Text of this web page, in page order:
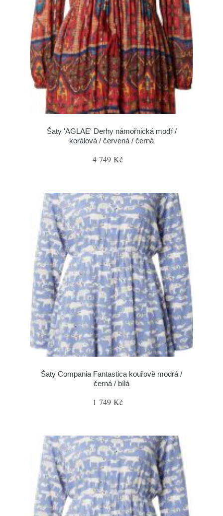
Šaty 'AGLAE' Derhy námořnická modř /
korálová / červená / černá
4 749 Kč
Šaty Compania Fantastica kouřově modrá /
černá / bílá
1 749 Kč